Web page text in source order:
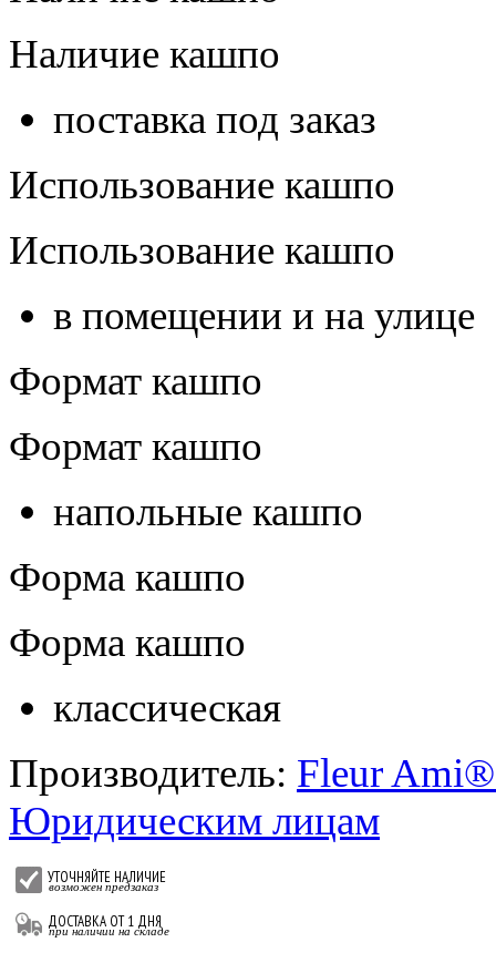
Наличие кашпо
поставка под заказ
Использование кашпо
Использование кашпо
в помещении и на улице
Формат кашпо
Формат кашпо
напольные кашпо
Форма кашпо
Форма кашпо
классическая
Производитель: Fleur
Юридическим лицам
УТОЧНЯЙТЕ НАЛИЧИЕ
возможен предзаказ
ДОСТАВКА ОТ 1 ДНЯ
при наличии на складе